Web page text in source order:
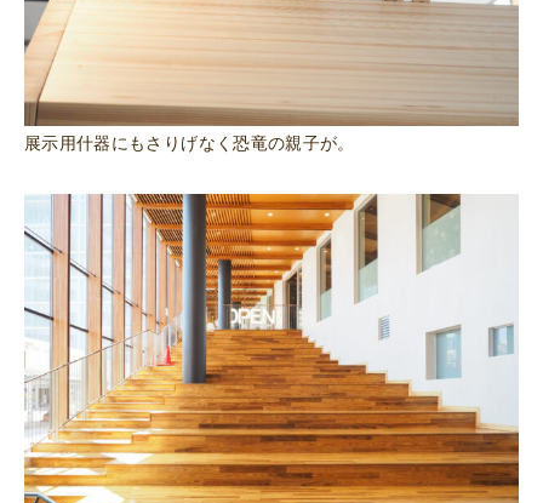
展示用什器にもさりげなく恐竜の親子が。